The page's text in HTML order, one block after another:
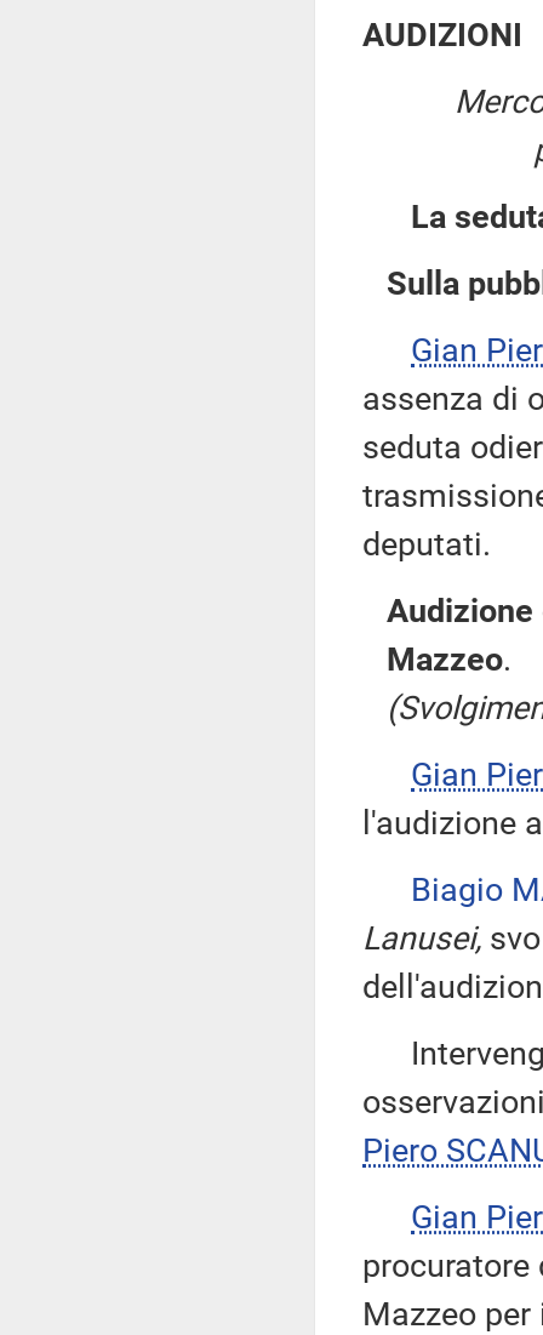
AUDIZIONI
La
Sulla
Gian
assenza di
seduta
deputati.
Audizione
Mazzeo.
Gian
l'audizione
Biagio
Lanusei,
Piero
Gian
procuratore
Mazzeo